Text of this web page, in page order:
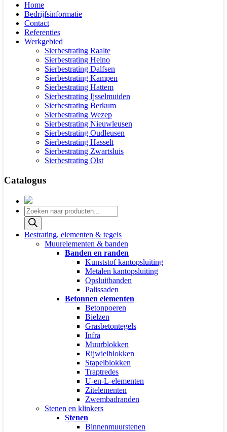
Home
Bedrijfsinformatie
Contact
Referenties
Werkgebied
Sierbestrating Raalte
Sierbestrating Heino
Sierbestrating Dalfsen
Sierbestrating Kampen
Sierbestrating Hattem
Sierbestrating Ijsselmuiden
Sierbestrating Berkum
Sierbestrating Wezep
Sierbestrating Nieuwleusen
Sierbestrating Oudleusen
Sierbestrating Hasselt
Sierbestrating Zwartsluis
Sierbestrating Olst
Catalogus
Producten
zoeken
Bestrating, elementen & tegels
Muurelementen & banden
Banden en randen
Kunststof kantopsluiting
Metalen kantopsluiting
Opsluitbanden
Palissaden
Betonnen elementen
Betonpoeren
Bielzen
Grasbetontegels
Infra
Muurblokken
Rijwielblokken
Stapelblokken
Traptredes
U-en-L-elementen
Zitelementen
Zwembadranden
Stenen en klinkers
Stenen
Binnenmuurstenen